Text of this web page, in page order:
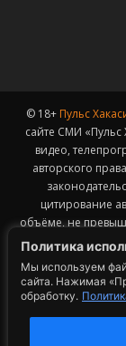
Политика
Мы используем
сайта. Нажимая
обработку.
© 18+ Пульс
сайте СМИ «Пульс
видео,
авторского
цитирование
объёме, не
публикации с
страницу
размещаться в
для индексации
50% общего
«Пульс